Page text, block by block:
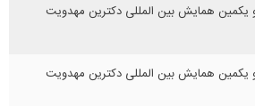
همایش بین المللی دکترین مهدویت
همایش بین المللی دکترین مهدویت